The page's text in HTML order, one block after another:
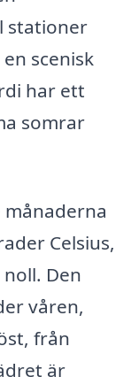
stationer
scenisk
har ett
somrar
månaderna
Celsius,
Den
våren,
från
är